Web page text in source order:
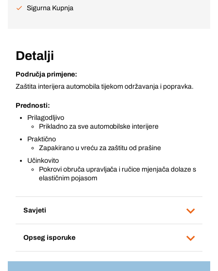
Sigurna Kupnja
Detalji
Područja primjene:
Zaštita interijera automobila tijekom održavanja i popravka.
Prednosti:
Prilagodljivo
Prikladno za sve automobilske interijere
Praktično
Zapakirano u vreću za zaštitu od prašine
Učinkovito
Pokrovi obruča upravljača i ručice mjenjača dolaze s
elastičnim pojasom
Savjeti
Opseg isporuke